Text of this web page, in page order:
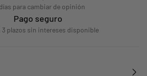
para cambiar de opinión
Pago seguro
3 plazos sin intereses disponible